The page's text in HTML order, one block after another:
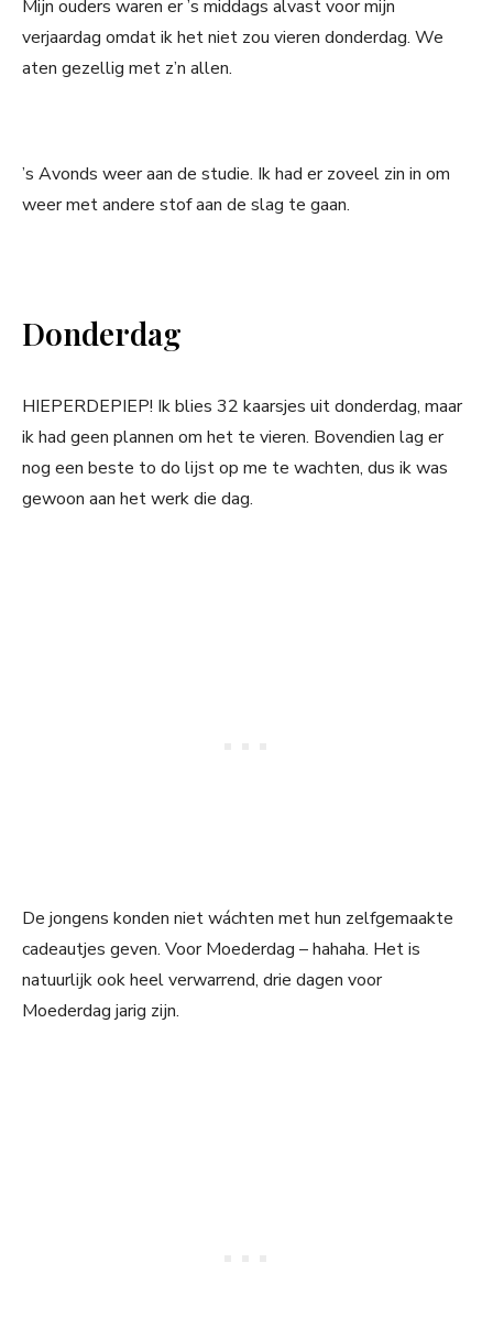
Mijn ouders waren er ’s middags alvast voor mijn
verjaardag omdat ik het niet zou vieren donderdag. We
aten gezellig met z’n allen.
’s Avonds weer aan de studie. Ik had er zoveel zin in om
weer met andere stof aan de slag te gaan.
Donderdag
HIEPERDEPIEP! Ik blies 32 kaarsjes uit donderdag, maar
ik had geen plannen om het te vieren. Bovendien lag er
nog een beste to do lijst op me te wachten, dus ik was
gewoon aan het werk die dag.
De jongens konden niet wáchten met hun zelfgemaakte
cadeautjes geven. Voor Moederdag – hahaha. Het is
natuurlijk ook heel verwarrend, drie dagen voor
Moederdag jarig zijn.